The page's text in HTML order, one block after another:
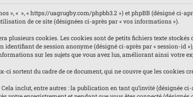
« », « https://uagrugby.com/phpbb3.2 ») et phpBB (désigné ci-
de ce site (désignées ci-après par « vos informations »).
cookies. Les cookies sont de petits fichiers texte
de session anonyme (désigné ci-après par « session-id
sur les sujets que vous avez lus, améliorant ainsi votre
sortent du cadre de ce document, qui ne couvre que les cookies
inclut, entre autres : la publication en tant qu’invité (désignée ci-